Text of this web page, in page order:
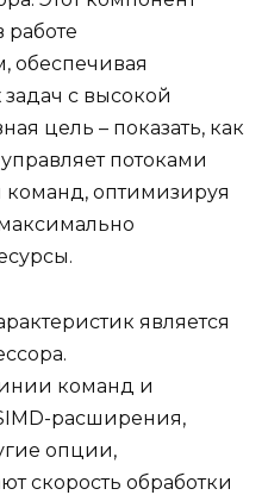
работе
обеспечивая
с высокой
цель – показать, как
потоками
оптимизируя
является
команд и
расширения,
опции,
скорость обработки